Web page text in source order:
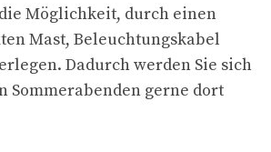
Möglichkeit, durch einen
Mast, Beleuchtungskabel
Dadurch werden Sie sich
Sommerabenden gerne dort